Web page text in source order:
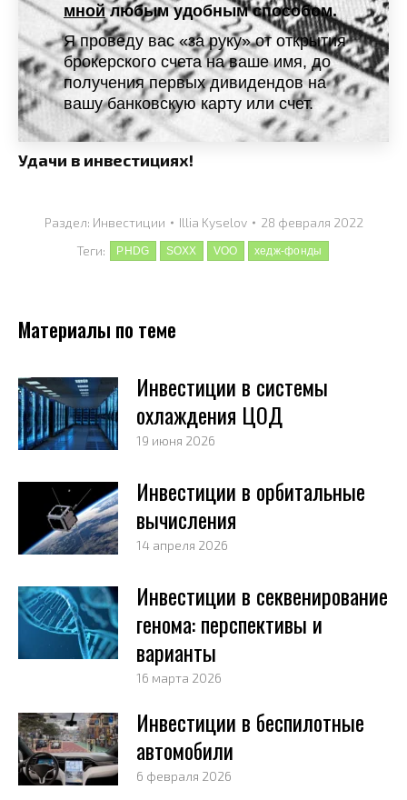
мнойлюбым удобным способом.
Я проведу вас «за руку» от открытия
брокерского счета на ваше имя, до
получения первых дивидендов на
вашу банковскую карту или счет.
Удачи в инвестициях!
Раздел: Инвестиции Illia Kyselov
28 февраля 2022
Теги:
PHDG SOXX VOO хедж-фонды
Материалы по теме
Инвестиции в системы
охлаждения ЦОД
19 июня 2026
Инвестиции в орбитальные
вычисления
14 апреля 2026
Инвестиции в секвенирование
генома: перспективы и
варианты
16 марта 2026
Инвестиции в беспилотные
автомобили
6 февраля 2026